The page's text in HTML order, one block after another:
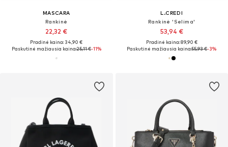
MASCARA
Rankinė
22,32 €
Pradinė kaina: 34,90 €
Paskutinė mažiausia kaina:25,11 €-11%
L.CREDI
Rankinė 'Selima'
53,94 €
Pradinė kaina: 89,90 €
Paskutinė mažiausia kaina:55,93 €-3%